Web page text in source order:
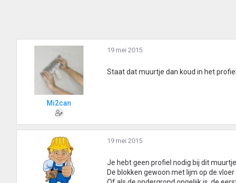
Mi2can
19 mei 2015
Staat dat muurtje dan koud in het
19 mei 2015
Je hebt geen profiel nodig bij dit muurtje.
De blokken gewoon met lijm op de vloer